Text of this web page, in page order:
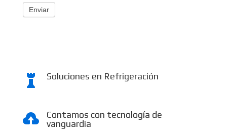
Enviar
 Soluciones en Refrigeración

Contamos con tecnología de
vanguardia